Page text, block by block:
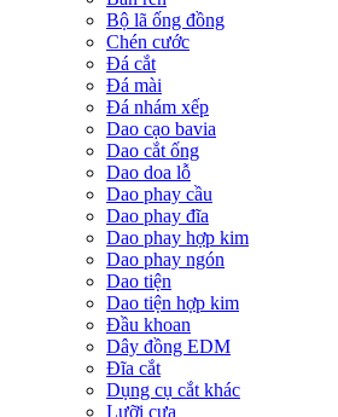
Bộ lã ống đồng
Chén cước
Đá cắt
Đá mài
Đá nhám xếp
Dao cạo bavia
Dao cắt ống
Dao doa lỗ
Dao phay cầu
Dao phay đĩa
Dao phay hợp kim
Dao phay ngón
Dao tiện
Dao tiện hợp kim
Đầu khoan
Dây đồng EDM
Đĩa cắt
Dụng cụ cắt khác
Lưỡi cưa